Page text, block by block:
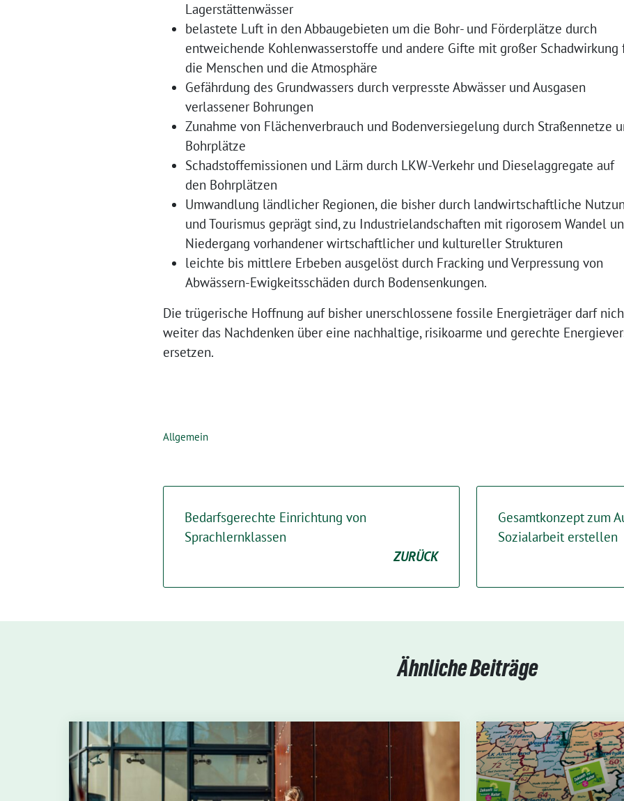
Lagerstättenwässer
belastete Luft in den Abbaugebieten um die Bohr- und Förderplätze durch
entweichende Kohlenwasserstoffe und andere Gifte mit großer Schadwirkung
die Menschen und die Atmosphäre
Gefährdung des Grundwassers durch verpresste Abwässer und Ausgasen
verlassener Bohrungen
Zunahme von Flächenverbrauch und Bodenversiegelung durch Straßennetze
Bohrplätze
Schadstoffemissionen und Lärm durch LKW-Verkehr und Dieselaggregate auf
den Bohrplätzen
Umwandlung ländlicher Regionen, die bisher durch landwirtschaftliche
und Tourismus geprägt sind, zu Industrielandschaften mit rigorosem Wandel
Niedergang vorhandener wirtschaftlicher und kultureller Strukturen
leichte bis mittlere Erbeben ausgelöst durch Fracking und Verpressung von
Abwässern-Ewigkeitsschäden durch Bodensenkungen.
Die trügerische Hoffnung auf bisher unerschlossene fossile Energieträger darf
weiter das Nachdenken über eine nachhaltige, risikoarme und gerechte
ersetzen.
Allgemein
Bedarfsgerechte Einrichtung von
Sprachlernklassen
ZURÜCK
Gesamtkonzept zum
Sozialarbeit erstellen
Ähnliche Beiträge